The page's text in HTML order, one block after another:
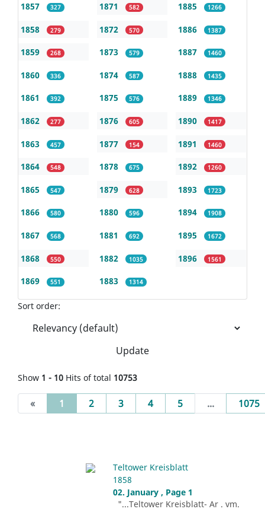
1857 327
1858 279
1859 268
1860 336
1861 392
1862 277
1863 457
1864 548
1865 547
1866 580
1867 568
1868 550
1869 551
1871 582
1872 570
1873 579
1874 587
1875 576
1876 605
1877 154
1878 675
1879 628
1880 596
1881 692
1882 1035
1883 1314
1885 1266
1886 1387
1887 1460
1888 1435
1889 1346
1890 1417
1891 1460
1892 1260
1893 1723
1894 1908
1895 1672
1896 1561
Sort order:
Update
Show 1 - 10 Hits of total 10753
« 1 (current)
2 3 4 5 ... 1075
Teltower Kreisblatt
1858
02. January , Page 1
"...Teltower Kreisblatt- Ar . vm.